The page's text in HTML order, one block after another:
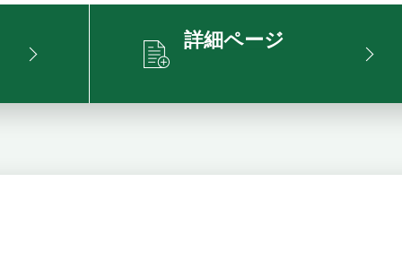
詳細ページ